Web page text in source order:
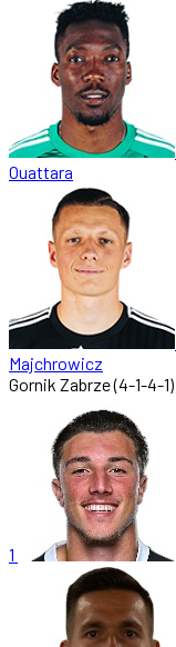
Ouattara
Majchrowicz
Gornik Zabrze(4-1-4-1)
1